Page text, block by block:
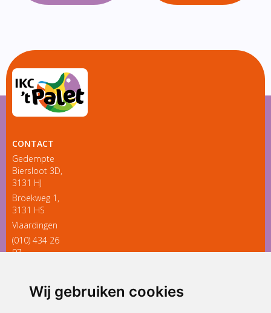
Wij gebruiken cookies
CONTACT
Gedempte
Biersloot 3D,
3131 HJ
Broekweg 1,
3131 HS
Vlaardingen
(010) 434 26
97
ONDERDEEL VAN